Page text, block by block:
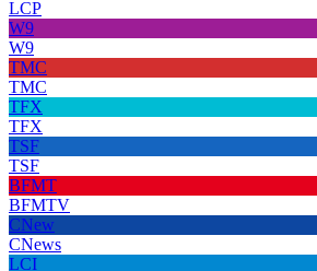
LCP
W9
W9
TMC
TMC
TFX
TFX
TSF
TSF
BFMT
BFMTV
CNew
CNews
LCI